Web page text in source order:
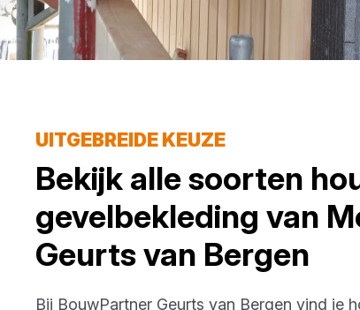
UITGEBREIDE KEUZE
Bekijk alle soorten
gevelbekleding van
Geurts van Bergen
Bij BouwPartner Geurts van Bergen vind je